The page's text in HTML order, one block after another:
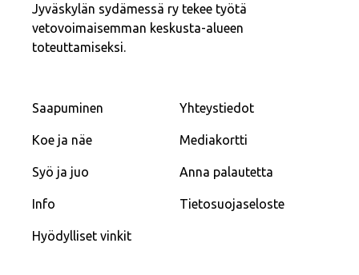
Jyväskylän sydämessä ry tekee työtä
vetovoimaisemman keskusta-alueen
toteuttamiseksi.
Saapuminen
Koe ja näe
Syö ja juo
Info
Hyödylliset vinkit
Yhteystiedot
Mediakortti
Anna palautetta
Tietosuojaseloste